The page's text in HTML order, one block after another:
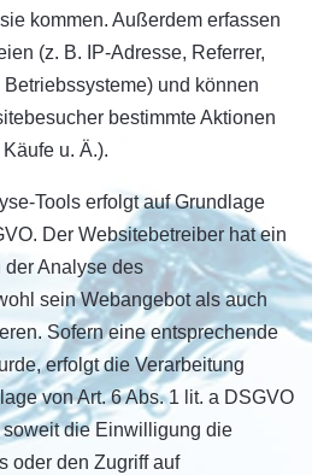
kommen. Außerdem erfassen
(z. B. IP-Adresse, Referrer,
und können
bestimmte Aktionen
u. Ä.).
Tools erfolgt auf Grundlage
Der Websitebetreiber hat ein
der Analyse des
sein Webangebot als auch
Sofern eine entsprechende
erfolgt die Verarbeitung
von Art. 6 Abs. 1 lit. a DSGVO
die Einwilligung die
oder den Zugriff auf